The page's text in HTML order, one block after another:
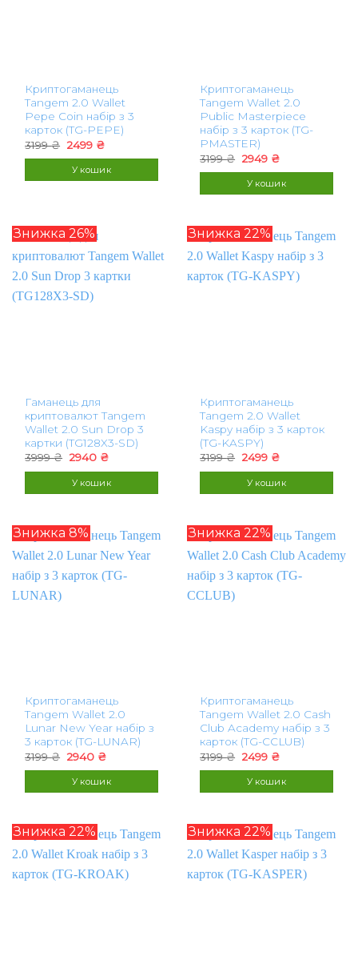
Криптогаманець
Tangem 2.0 Wallet
Pepe Coin набір з 3
карток (TG-PEPE)
3199₴ Оригінальна
3199 ₴.
2499 ₴Поточна
У кошик
Криптогаманець
Tangem Wallet 2.0
Public Masterpiece
набір з 3 карток (TG-
PMASTER)
3199₴ Оригінальна
3199 ₴.
2949 ₴Поточна
У кошик
Знижка 26%
Гаманець для
криптовалют Tangem
Wallet 2.0 Sun Drop 3
картки (TG128X3-SD)
3999₴ Оригінальна
3999 ₴.
2940 ₴Поточна
У кошик
Знижка 22%
Криптогаманець
Tangem 2.0 Wallet
Kaspy набір з 3 карток
(TG-KASPY)
3199₴ Оригінальна
3199 ₴.
2499 ₴Поточна
У кошик
Знижка 8%
Криптогаманець
Tangem Wallet 2.0
Lunar New Year набір з
3 карток (TG-LUNAR)
3199₴ Оригінальна
3199 ₴.
2940 ₴Поточна
У кошик
Знижка 22%
Криптогаманець
Tangem Wallet 2.0 Cash
Club Academy набір з 3
карток (TG-CCLUB)
3199₴ Оригінальна
3199 ₴.
2499 ₴Поточна
У кошик
Знижка 22% Знижка 22%